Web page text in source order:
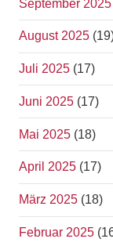
September 2025
August 2025
Juli 2025 (17)
Juni 2025 (17)
Mai 2025 (18)
April 2025 (17)
März 2025 (18)
Februar 2025